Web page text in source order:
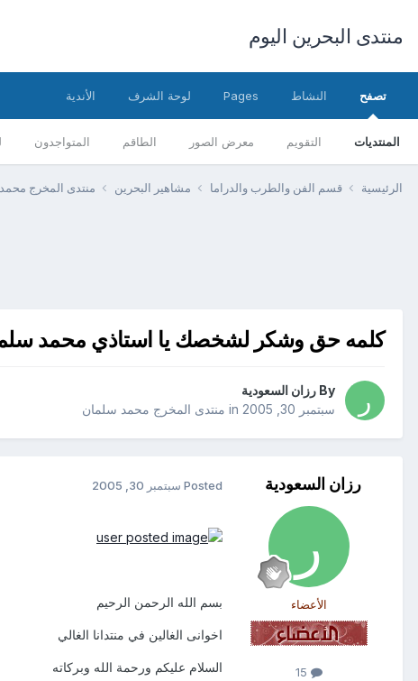
منتدى البحرين اليوم
تصفح
المنتديات التقويم معرض الصور الطاقم المتواجدون
النشاط Pages لوحة الشرف الأندية
الرئيسية قسم الفن والطرب والدراما مشاهير البحرين منتدى المخرج
كلمه حق وشكر لشخصك يا استاذي محمد
By رزان السعودية
سبتمبر 30, 2005
منتدى المخرج محمد سلمان
رزان السعودية
الأعضاء
Posted سبتمبر 30, 2005
بسم الله الرحمن الرحيم
اخوانى الغالين في منتدانا الغالي
السلام عليكم ورحمة الله وبركاته